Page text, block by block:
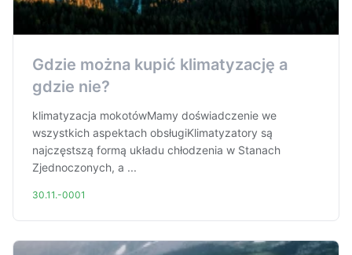
Gdzie można kupić klimatyzację a
gdzie nie?
klimatyzacja mokotówMamy doświadczenie we
wszystkich aspektach obsługiKlimatyzatory są
najczęstszą formą układu chłodzenia w Stanach
Zjednoczonych, a ...
30.11.-0001